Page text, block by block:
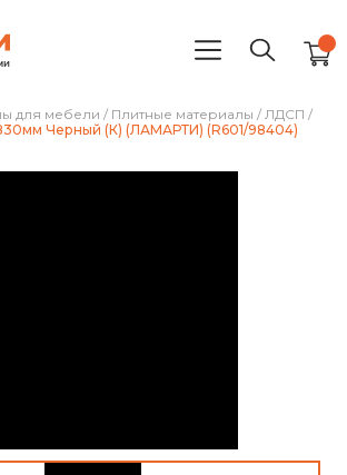
для мебели / Плитные материалы / ЛДСП /
Черный (К) (ЛАМАРТИ) (R601/98404)